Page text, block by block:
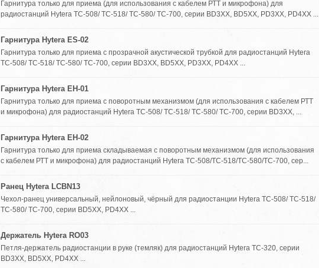
Гарнитура только для приема (для использования с кабелем РТТ и микрофона) для
радиостанций Hytera TC-508/ TC-518/ TC-580/ TC-700, серии BD3XX, BD5XX, PD3XX, PD4XX ...
Гарнитура Hytera ES-02
Гарнитура только для приема с прозрачной акустической трубкой для радиостанций Hytera
TC-508/ TC-518/ TC-580/ TC-700, серии BD3XX, BD5XX, PD3XX, PD4XX ...
Гарнитура Hytera EH-01
Гарнитура только для приема с поворотным механизмом (для использования с кабелем РТТ
и микрофона) для радиостанций Hytera TC-508/ TC-518/ TC-580/ TC-700, серии BD3XX, ...
Гарнитура Hytera EH-02
Гарнитура только для приема складываемая с поворотным механизмом (для использования
с кабелем РТТ и микрофона) для радиостанций Hytera TC-508/TC-518/TC-580/TC-700, сер...
Ранец Hytera LCBN13
Чехол-ранец универсальный, нейлоновый, чёрный для радиостанции Hytera TC-508/ TC-518/
TC-580/ TC-700, серии BD5XX, PD4XX ...
Держатель Hytera RO03
Петля-держатель радиостанции в руке (темляк) для радиостанций Hytera TC-320, серии
BD3XX, BD5XX, PD4XX ...